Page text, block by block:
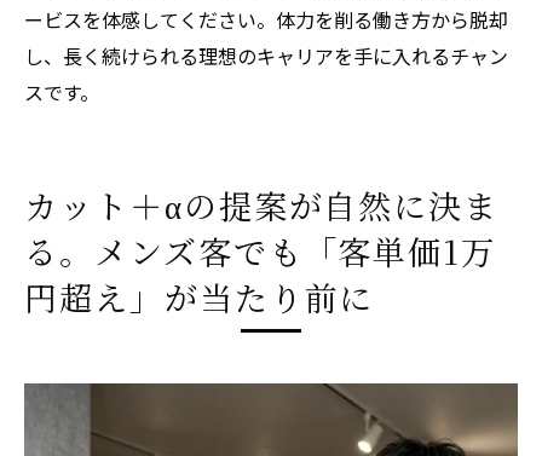
ービスを体感してください。体力を削る働き方から脱却
し、長く続けられる理想のキャリアを手に入れるチャン
スです。
カット＋αの提案が自然に決ま
る。メンズ客でも「客単価1万
円超え」が当たり前に